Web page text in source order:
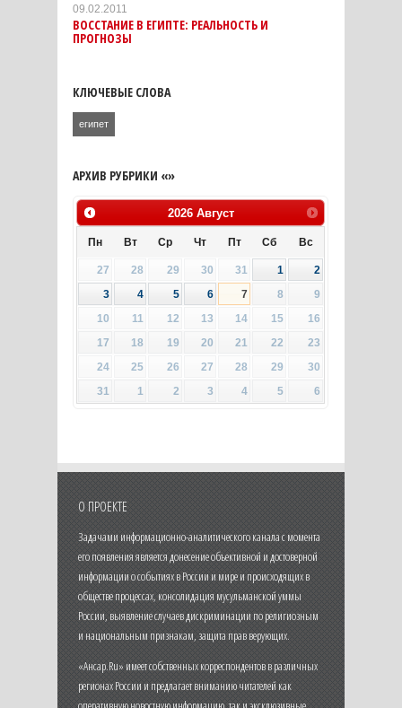
09.02.2011
ВОССТАНИЕ В ЕГИПТЕ: РЕАЛЬНОСТЬ И
ПРОГНОЗЫ
КЛЮЧЕВЫЕ СЛОВА
египет
АРХИВ РУБРИКИ «»
2026 Август
Пн Вт Ср Чт Пт Сб Вс
27 28 29 30 31 1
2
3
4 5 6 7 8
9
10
11 12 13 14 15
16
17
18 19 20 21 22
23
24
25 26 27 28 29
30
31
1 2 3 4 5 6
О ПРОЕКТЕ
Задачами информационно-аналитического канала с момента
его появления является донесение объективной и достоверной
информации о событиях в России и мире и происходящих в
обществе процессах, консолидация мусульманской уммы
России, выявление случаев дискриминации по религиозным
и национальным признакам, защита прав верующих.
«Ансар.Ru» имеет собственных корреспондентов в различных
регионах России и предлагает вниманию читателей как